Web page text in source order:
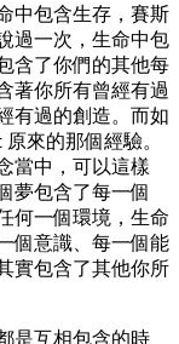
中包含生存，賽斯
過一次，生命中包
含了你們的其他每
著你所有曾經有過
有過的創造。而如
來的那個經驗。
當中，可以這樣
夢包含了每一個
何一個環境，生命
個意識、每一個能
實包含了其他你所
是互相包含的時